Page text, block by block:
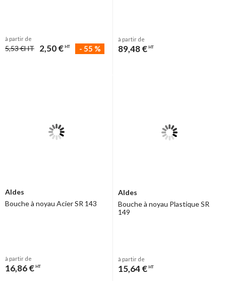
à partir de
5,53 €HT 2,50 € HT - 55 %
à partir de
89,48 € HT
Aldes
Bouche à noyau Acier SR 143
à partir de
16,86 € HT
Aldes
Bouche à noyau Plastique SR
149
à partir de
15,64 € HT